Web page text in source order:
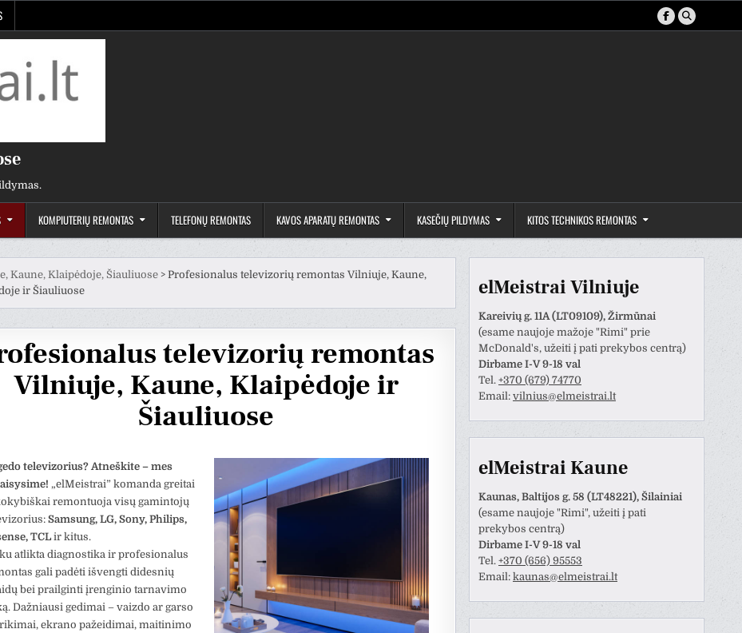
KOMPIUTERIŲ REMONTAS TELEFONŲ REMONTAS KAVOS APARATŲ REMONTAS KASEČIŲ PILDYMAS KITOS TECHNIKOS REMONTAS
Krv
3 metų
Vytautas Ragaisis
prieš 3 metų
Anastazija Lukoševičienė
prieš 3 metų
Kaune, Klaipėdoje, Šiauliuose> Profesionalus televizorių remontas Vilniuje, Kaune,
ir Šiauliuose
televizorių remontas
Vilniuje, Kaune, Klaipėdoje ir
Šiauliuose
televizorius? Atneškite – mes
„elMeistrai” komanda greitai
remontuoja visų gamintojų
Samsung, LG, Sony, Philips,
TCLir kitus.
atlikta diagnostika ir profesionalus
gali padėti išvengti didesnių
bei prailginti įrenginio tarnavimo
Dažniausi gedimai – vaizdo ar garso
ekrano pažeidimai, maitinimo
elMeistrai Vilniuje
Kareivių g. 11A (LT09109), Žirmūnai
(esame naujoje mažoje "Rimi" prie
McDonald's, užeiti į pati prekybos centrą)
Dirbame I-V 9-18 val
Tel. +370 (679) 74770
Email: vilnius@elmeistrai.lt
elMeistrai Kaune
Kaunas, Baltijos g. 58 (LT48221), Šilainiai
(esame naujoje "Rimi", užeiti į pati
prekybos centrą)
Dirbame I-V 9-18 val
Tel. +370 (656) 95553
Email: kaunas@elmeistrai.lt